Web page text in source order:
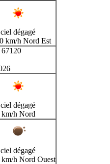
ciel dégagé
km/h Nord Est
ciel dégagé
km/h Nord
ciel dégagé
km/h Nord Ouest